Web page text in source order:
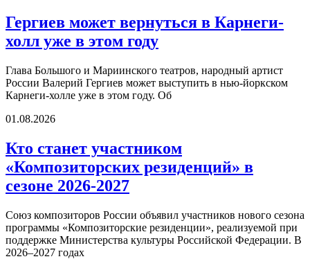
Гергиев может вернуться в Карнеги-
холл уже в этом году
Глава Большого и Мариинского театров, народный артист
России Валерий Гергиев может выступить в нью-йоркском
Карнеги-холле уже в этом году. Об
01.08.2026
Кто станет участником
«Композиторских резиденций» в
сезоне 2026-2027
Союз композиторов России объявил участников нового сезона
программы «Композиторские резиденции», реализуемой при
поддержке Министерства культуры Российской Федерации. В
2026–2027 годах